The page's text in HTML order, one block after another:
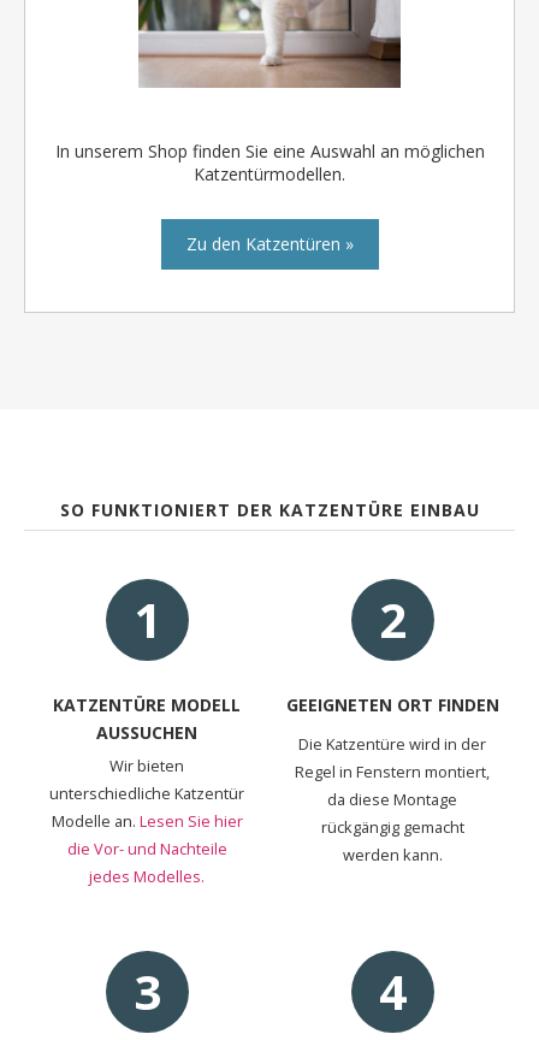
In unserem Shop finden Sie eine Auswahl an möglichen
Katzentürmodellen.
Zu den Katzentüren »
SO FUNKTIONIERT DER KATZENTÜRE EINBAU
1
KATZENTÜRE MODELL
AUSSUCHEN
Wir bieten
unterschiedliche Katzentür
Modelle an. Lesen Sie hier
die Vor- und Nachteile
jedes Modelles.
2
GEEIGNETEN ORT FINDEN
Die Katzentüre wird in der
Regel in Fenstern montiert,
da diese Montage
rückgängig gemacht
werden kann.
3 4